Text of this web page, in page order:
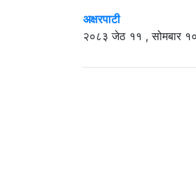
अक्षरपाटी
२०८३ जेठ ११ , सोमबार